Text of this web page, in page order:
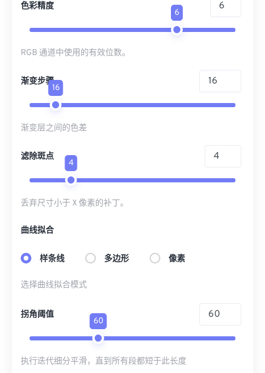
色彩精度
6
RGB 通道中使用的有效位数。
渐变步骤
16
渐变层之间的色差
滤除斑点
4
丢弃尺寸小于 X 像素的补丁。
曲线拟合
样条线 多边形 像素
选择曲线拟合模式
拐角阈值
60
执行迭代细分平滑，直到所有段都短于此长度